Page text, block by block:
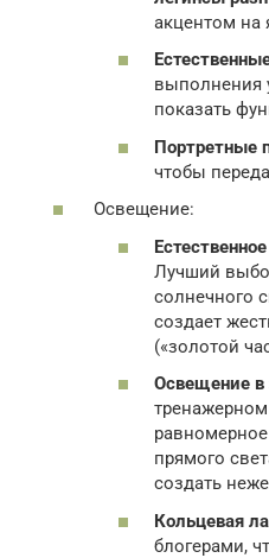
акцентом на
выполнения
показать
Портретные
чтобы
Освещение:
Лучший
солнечного
создает
(«золотой
Освещение в
тренажерном
прямого
создать
Кольцевая
блогерами,